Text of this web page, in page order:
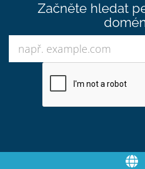
Začněte hledat